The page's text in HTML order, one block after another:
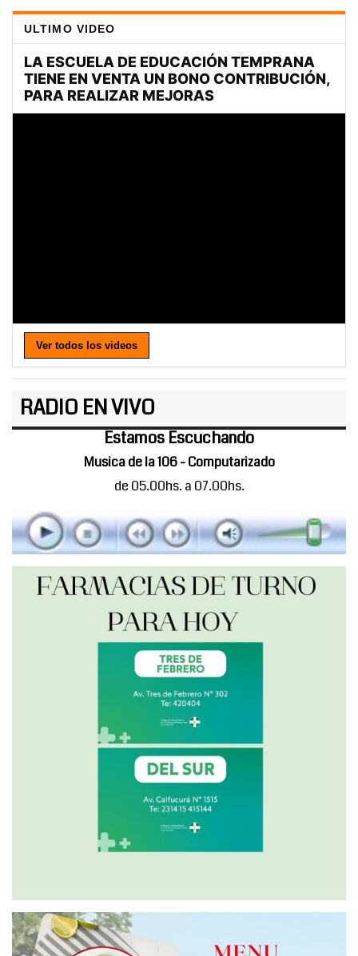
ULTIMO VIDEO
Ver todos los videos
RADIO EN VIVO
Estamos Escuchando
Musica de la 106 - Computarizado
de 05.00hs. a 07.00hs.